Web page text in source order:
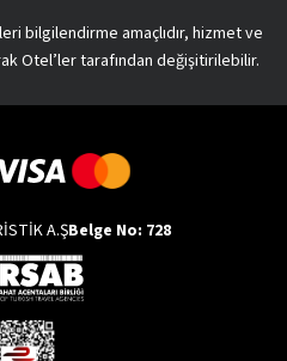
bilgilendirme amaçlıdır, hizmet ve
Otel’ler tarafından değişitirilebilir.
A.ŞBelge No: 728